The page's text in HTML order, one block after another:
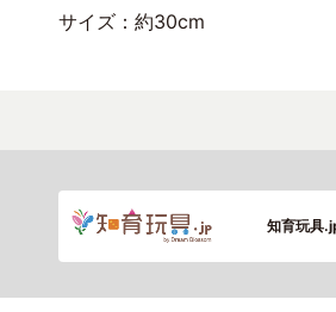
サイズ：約30cm
知育玩具